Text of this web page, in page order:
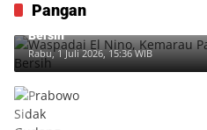
Pangan
Waspadai El Nino, Kemarau
Bersih
Rabu, 1 Juli 2026, 15:36 WIB